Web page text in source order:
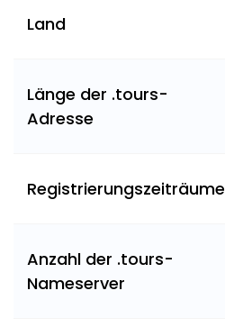
Land
Länge der .tours-
Adresse
Registrierungszeiträume
Anzahl der .tours-
Nameserver